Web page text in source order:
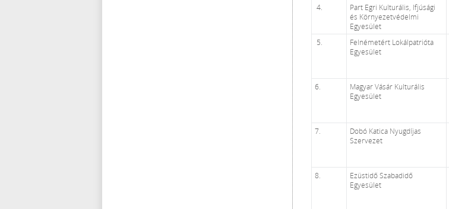
4.
Part Egri Kulturális, Ifjúsági
és Környezetvédelmi
Egyesület
5.
Felnémetért Lokálpatrióta
Egyesület
6.
Magyar Vásár Kulturális
Egyesület
7.
Dobó Katica Nyugdíjas
Szervezet
8.
Ezüstidő Szabadidő
Egyesület